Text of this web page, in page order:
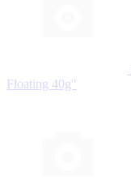
Floating 40g"